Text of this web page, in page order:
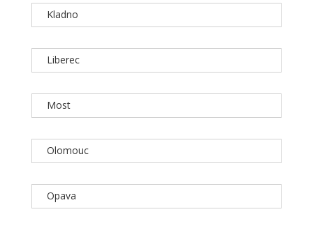
Kladno
Liberec
Most
Olomouc
Opava